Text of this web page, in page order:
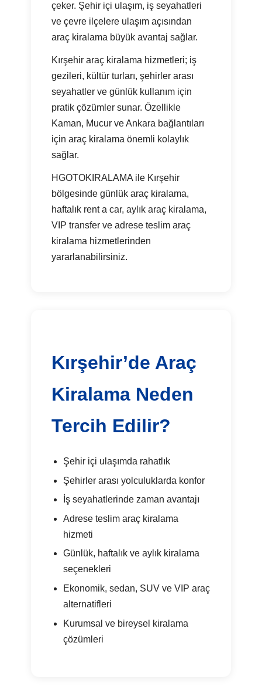
çeker. Şehir içi ulaşım, iş seyahatleri
ve çevre ilçelere ulaşım açısından
araç kiralama büyük avantaj sağlar.
Kırşehir araç kiralama hizmetleri; iş
gezileri, kültür turları, şehirler arası
seyahatler ve günlük kullanım için
pratik çözümler sunar. Özellikle
Kaman, Mucur ve Ankara bağlantıları
için araç kiralama önemli kolaylık
sağlar.
HGOTOKIRALAMA ile Kırşehir
bölgesinde günlük araç kiralama,
haftalık rent a car, aylık araç kiralama,
VIP transfer ve adrese teslim araç
kiralama hizmetlerinden
yararlanabilirsiniz.
Kırşehir’de Araç
Kiralama Neden
Tercih Edilir?
Şehir içi ulaşımda rahatlık
Şehirler arası yolculuklarda konfor
İş seyahatlerinde zaman avantajı
Adrese teslim araç kiralama
hizmeti
Günlük, haftalık ve aylık kiralama
seçenekleri
Ekonomik, sedan, SUV ve VIP araç
alternatifleri
Kurumsal ve bireysel kiralama
çözümleri